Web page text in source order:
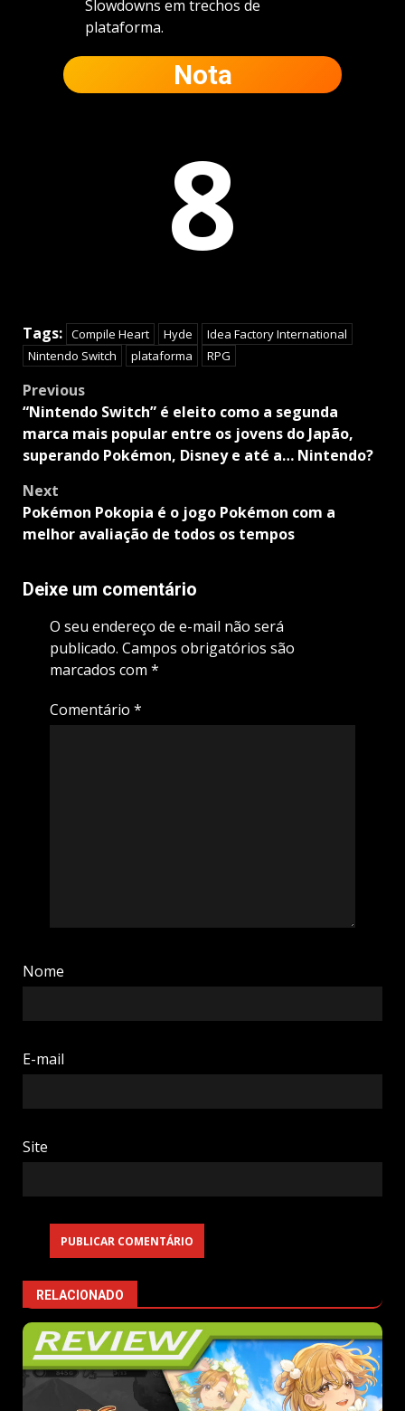
Slowdowns em trechos de
plataforma.
Nota
8
Tags: Compile Heart Hyde
Idea Factory International
Nintendo Switch
plataforma RPG
Post
navigation
Previous
“Nintendo Switch” é eleito como a segunda
marca mais popular entre os jovens do Japão,
superando Pokémon, Disney e até a… Nintendo?
Next
Pokémon Pokopia é o jogo Pokémon com a
melhor avaliação de todos os tempos
Deixe um comentário
O seu endereço de e-mail não será
publicado. Campos obrigatórios são
marcados com *
Comentário *
Nome
E-mail
Site
RELACIONADO